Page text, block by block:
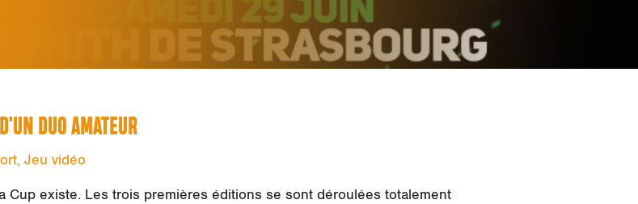
DUO AMATEUR
, Jeu vidéo
Cup existe. Les trois premières éditions se sont déroulées totalement